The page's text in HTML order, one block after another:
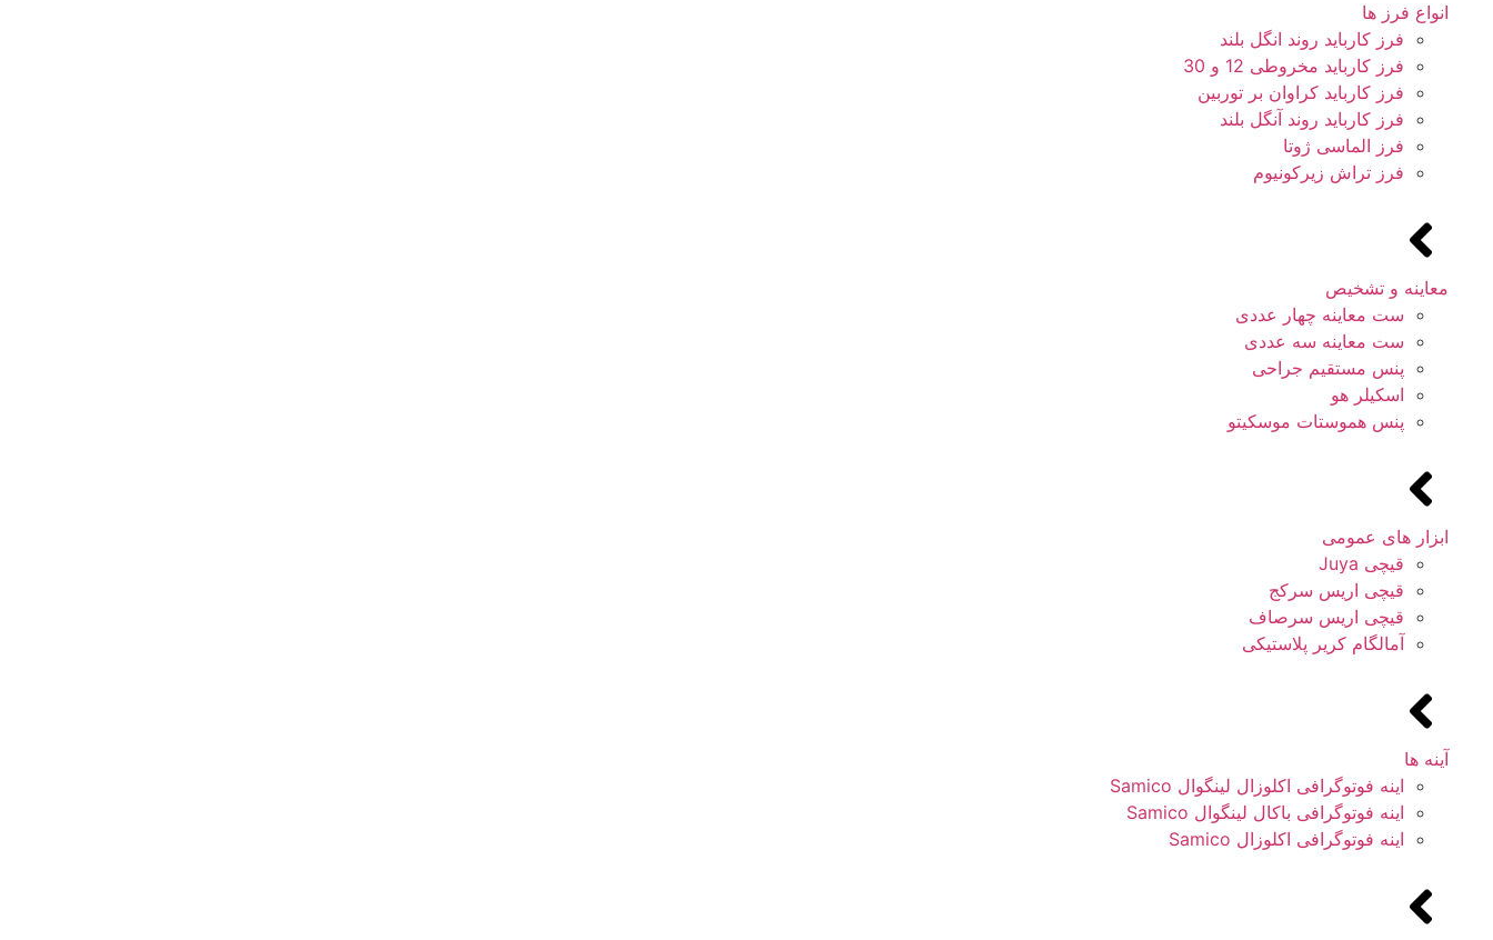
انواع فرز ها
فرز کارباید روند انگل بلند
فرز کارباید مخروطی 12 و 30
فرز کارباید کراوان بر توربین
فرز کارباید روند آنگل بلند
فرز الماسی ژوتا
فرز تراش زیرکونیوم
معاینه و تشخیص
ست معاینه چهار عددی
ست معاینه سه عددی
پنس مستقیم جراحی
اسکیلر هو
پنس هموستات موسکیتو
ابزار های عمومی
قیچی Juya
قیچی اریس سرکج
قیچی اریس سرصاف
آمالگام کریر پلاستیکی
آینه ها
اینه فوتوگرافی اکلوزال لینگوال Samico
اینه فوتوگرافی باکال لینگوال Samico
اینه فوتوگرافی اکلوزال Samico